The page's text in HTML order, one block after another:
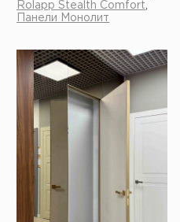
Rolapp Stealth Comfort
Панели Монолит